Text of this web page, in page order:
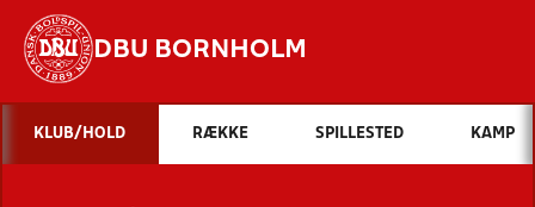
DBU BORNHOLM
Hvad vil du søge efter?
INDHOLD OG NYHEDER
KLUB/HOLD RÆKKE SPILLESTED KAMP